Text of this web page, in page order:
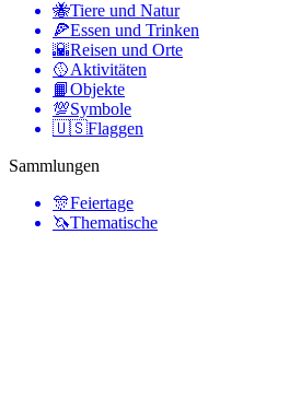
🐝Tiere und Natur
🍕Essen und Trinken
🌇Reisen und Orte
🥎Aktivitäten
📙Objekte
💯Symbole
🇺🇸Flaggen
Sammlungen
🎊Feiertage
🦄Thematische